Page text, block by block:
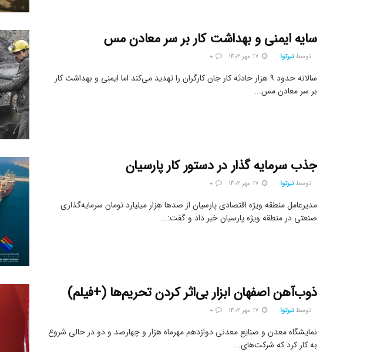
سایه ایمنی و بهداشت کار بر سر معادن مس
توسط نیرتوا
سالانه حدود ۹ هزار حادثه کار جان کارگران را تهدید می‌کند اما ایمنی و بهداشت کار
بر سر معادن مس...
جذب سرمایه گذار در دستور کار پارسیان
توسط نیرتوا
مدیرعامل منطقه ویژه اقتصادی پارسیان از صد‌ها هزار میلیارد تومان سرمایه‌گذاری
صنعتی در منطقه ویژه پارسیان خبر داد و گفت:...
ذوب‌آهن اصفهان ابزار بی‌اثر کردن تحریم‌ها (+فیلم)
توسط نیرتوا
نمایشگاه معدن و صنایع معدنی دوازدهم مهرماه هزار و چهارصد و دو در حالی شروع
به کار کرد که شرکت‌های...